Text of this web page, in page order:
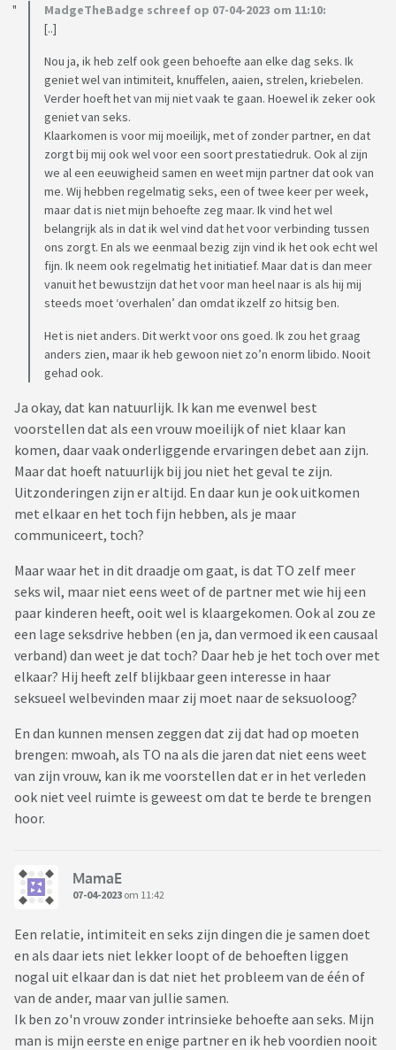
MadgeTheBadge schreef op 07-04-2023 om 11:10:
[..]
Nou ja, ik heb zelf ook geen behoefte aan elke dag seks. Ik
geniet wel van intimiteit, knuffelen, aaien, strelen, kriebelen.
Verder hoeft het van mij niet vaak te gaan. Hoewel ik zeker ook
geniet van seks.
Klaarkomen is voor mij moeilijk, met of zonder partner, en dat
zorgt bij mij ook wel voor een soort prestatiedruk. Ook al zijn
we al een eeuwigheid samen en weet mijn partner dat ook van
me. Wij hebben regelmatig seks, een of twee keer per week,
maar dat is niet mijn behoefte zeg maar. Ik vind het wel
belangrijk als in dat ik wel vind dat het voor verbinding tussen
ons zorgt. En als we eenmaal bezig zijn vind ik het ook echt wel
fijn. Ik neem ook regelmatig het initiatief. Maar dat is dan meer
vanuit het bewustzijn dat het voor man heel naar is als hij mij
steeds moet ‘overhalen’ dan omdat ikzelf zo hitsig ben.
Het is niet anders. Dit werkt voor ons goed. Ik zou het graag
anders zien, maar ik heb gewoon niet zo’n enorm libido. Nooit
gehad ook.
Ja okay, dat kan natuurlijk. Ik kan me evenwel best
voorstellen dat als een vrouw moeilijk of niet klaar kan
komen, daar vaak onderliggende ervaringen debet aan zijn.
Maar dat hoeft natuurlijk bij jou niet het geval te zijn.
Uitzonderingen zijn er altijd. En daar kun je ook uitkomen
met elkaar en het toch fijn hebben, als je maar
communiceert, toch?
Maar waar het in dit draadje om gaat, is dat TO zelf meer
seks wil, maar niet eens weet of de partner met wie hij een
paar kinderen heeft, ooit wel is klaargekomen. Ook al zou ze
een lage seksdrive hebben (en ja, dan vermoed ik een causaal
verband) dan weet je dat toch? Daar heb je het toch over met
elkaar? Hij heeft zelf blijkbaar geen interesse in haar
seksueel welbevinden maar zij moet naar de seksuoloog?
En dan kunnen mensen zeggen dat zij dat had op moeten
brengen: mwoah, als TO na als die jaren dat niet eens weet
van zijn vrouw, kan ik me voorstellen dat er in het verleden
ook niet veel ruimte is geweest om dat te berde te brengen
hoor.
MamaE
07-04-2023 om 11:42
Een relatie, intimiteit en seks zijn dingen die je samen doet
en als daar iets niet lekker loopt of de behoeften liggen
nogal uit elkaar dan is dat niet het probleem van de één of
van de ander, maar van jullie samen.
Ik ben zo'n vrouw zonder intrinsieke behoefte aan seks. Mijn
man is mijn eerste en enige partner en ik heb voordien nooit